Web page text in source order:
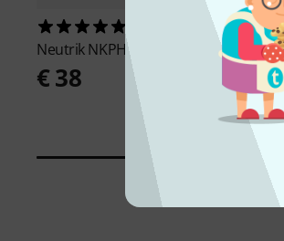
NeutrikNKPH04-A2A1-M0200
€ 38